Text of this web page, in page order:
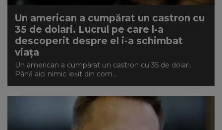
Un american a cumpărat un castron cu
35 de dolari. Lucrul pe care l-a
descoperit despre el i-a schimbat
viața
Un american a cumpărat un castron cu 35 de dolari.
Până aici nimic ieșit din com...